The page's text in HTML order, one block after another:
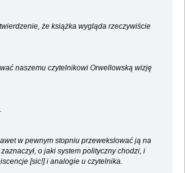
że książka wygląda rzeczywiście
naszemu czytelnikowi Orwellowską wizję
w pewnym stopniu przewekslować ją na
o jaki system polityczny chodzi, i
[sic!] i analogie u czytelnika.